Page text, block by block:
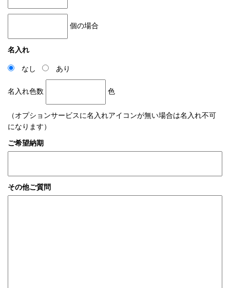
個の場合
名入れ
なし あり
名入れ色数 色
（オプションサービスに名入れアイコンが無い場合は名入れ不可
になります）
ご希望納期
その他ご質問